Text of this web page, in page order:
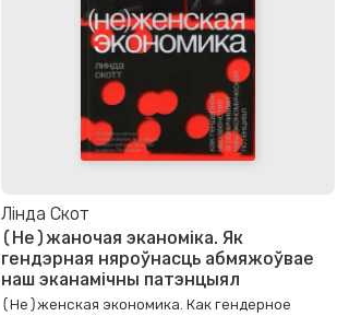
Лінда Скот
(Не)жаночая эканоміка. Як
гендэрная няроўнасць абмяжоўвае
наш эканамічны патэнцыял
(Не)женская экономика. Как гендерное